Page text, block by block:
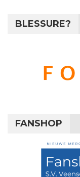
BLESSURE?
FANSHOP